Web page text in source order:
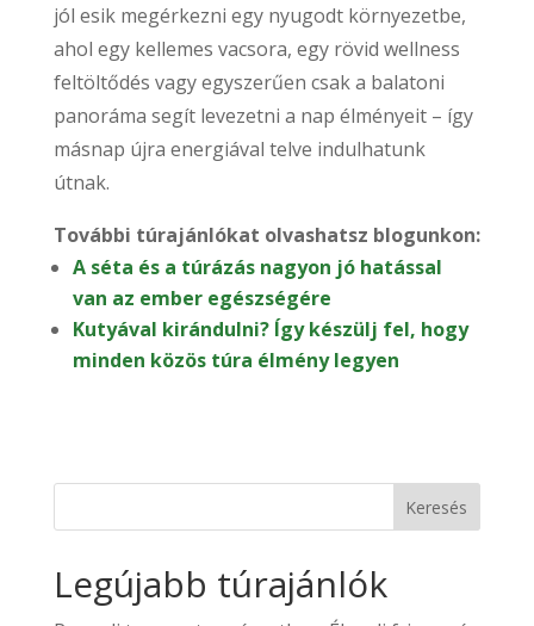
jól esik megérkezni egy nyugodt környezetbe,
ahol egy kellemes vacsora, egy rövid wellness
feltöltődés vagy egyszerűen csak a balatoni
panoráma segít levezetni a nap élményeit – így
másnap újra energiával telve indulhatunk
útnak.
További túrajánlókat olvashatsz blogunkon:
A séta és a túrázás nagyon jó hatással
van az ember egészségére
Kutyával kirándulni? Így készülj fel, hogy
minden közös túra élmény legyen
Keresés
Legújabb túrajánlók